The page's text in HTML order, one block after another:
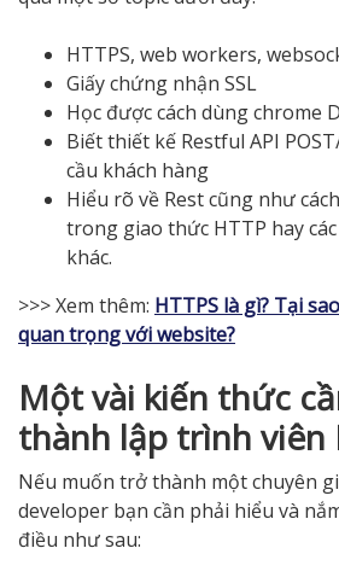
HTTPS, web workers,
Giấy chứng nhận SSL
Học được cách dùng chrome
Biết thiết kế Restful API
cầu khách hàng
Hiểu rõ về Rest cũng như
trong giao thức HTTP hay
khác.
>>> Xem thêm: HTTPS là gì? Tại
quan trọng với website?
Một vài kiến thức
thành lập trình viên
Nếu muốn trở thành một chuyên
developer bạn cần phải hiểu và
điều như sau: